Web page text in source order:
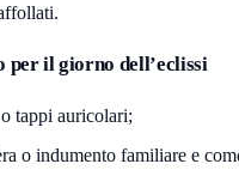
per il giorno dell’eclissi
tappi auricolari;
o indumento familiare e